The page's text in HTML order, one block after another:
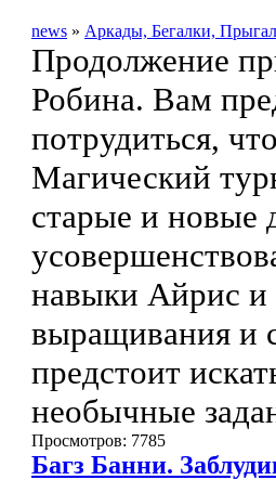
news » Аркады, Бегалки,
Продолжение
Робина. Вам
потрудиться,
Магический
старые и новые
навыки Айрис
выращивания и
предстоит
необычные
Просмотров: 7785
Багз Банни.